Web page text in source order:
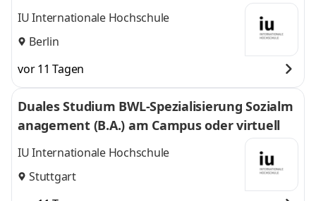
l
IU Internationale Hochschule
Berlin
vor 11 Tagen
Duales Studium BWL-Spezialisierung Sozialm
anagement (B.A.) am Campus oder virtuell
IU Internationale Hochschule
Stuttgart